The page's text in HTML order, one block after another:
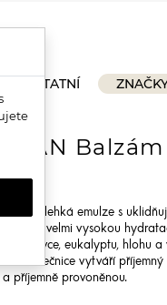
OSTATNÍ
MAN
velmi lehká emulze s
oleje s velmi vysokou
jalovce, eukalyptu, hlohu a
slunečnice vytváří
příjemně provoněnou.